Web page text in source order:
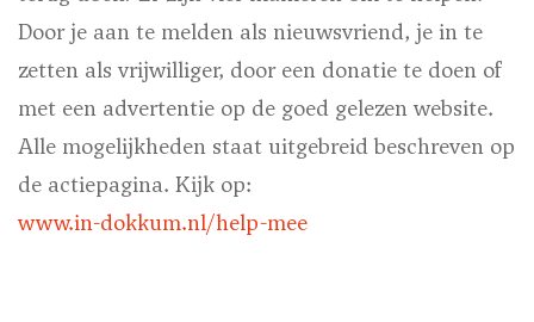
Door je aan te melden als nieuwsvriend, je in te
zetten als vrijwilliger, door een donatie te doen of
met een advertentie op de goed gelezen website.
Alle mogelijkheden staat uitgebreid beschreven op
de actiepagina. Kijk op:
www.in-dokkum.nl/help-mee